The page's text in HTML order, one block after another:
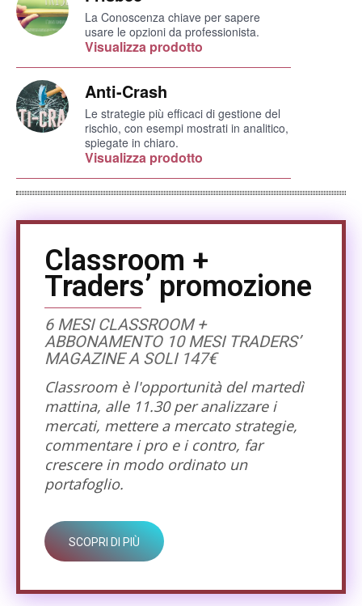
La Conoscenza chiave per sapere
usare le opzioni da professionista.
Visualizza prodotto
Anti-Crash
Le strategie più efficaci di gestione del
rischio, con esempi mostrati in analitico,
spiegate in chiaro.
Visualizza prodotto
Classroom +
Traders’ promozione
6 MESI CLASSROOM +
ABBONAMENTO 10 MESI TRADERS’
MAGAZINE A SOLI 147€
Classroom è l'opportunità del martedì
mattina, alle 11.30 per analizzare i
mercati, mettere a mercato strategie,
commentare i pro e i contro, far
crescere in modo ordinato un
portafoglio.
SCOPRI DI PIÙ